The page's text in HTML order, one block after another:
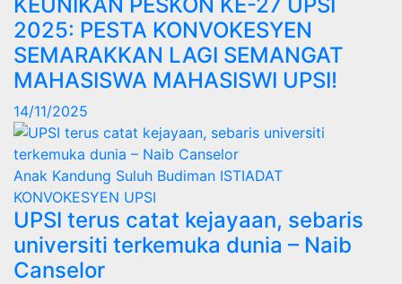
2025: PESTA KONVOKESYEN
SEMARAKKAN LAGI SEMANGAT
MAHASISWA MAHASISWI UPSI!
14/11/2025
Anak Kandung Suluh Budiman ISTIADAT
KONVOKESYEN UPSI
UPSI terus catat kejayaan, sebaris
universiti terkemuka dunia – Naib
Canselor